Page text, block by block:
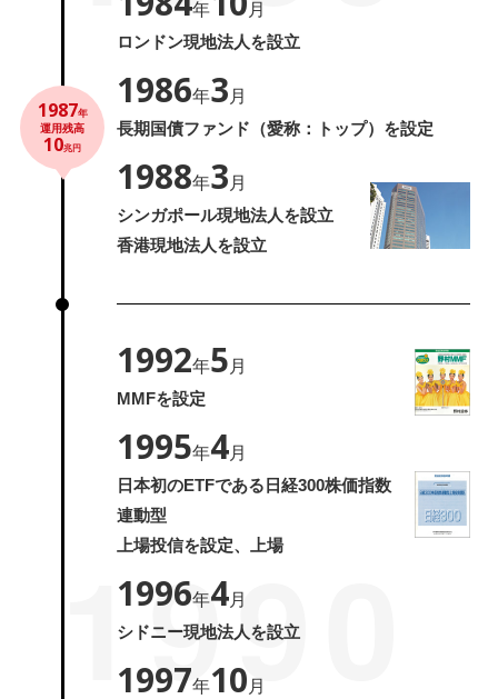
1987年
運用残高
10兆円
年
月
ロンドン現地法人を設立
1986年3 月
長期国債ファンド（愛称：トップ）を設定
1988年3 月
シンガポール現地法人を設立
香港現地法人を設立
1990
1992年5 月
MMFを設定
1995年4月
日本初のETFである日経300株価指数
連動型
上場投信を設定、上場
1996年4月
シドニー現地法人を設立
1997年10 月